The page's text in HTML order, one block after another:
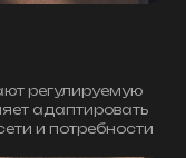
регулируемую
адаптировать
и потребности